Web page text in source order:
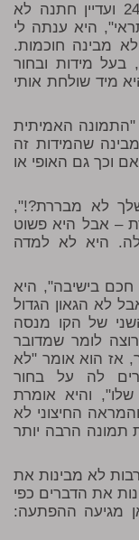
יש לי חברה טובה שכבר הגיעה לגיל 24 ועדיין חתנה לא
היא ענתה לי
מבינה חוכמות.
מידות ובחור
מיד שולחת אותי
האמיתית
שהמידות זה
וכך גם האופי או
לא מבררת?!",
– אבל היא פשוט
היא לא למדה
בישיבה", היא
לא הגאון הגדול
של הקו מנסה
לומר שמדובר
אז הוא אומר "לא
לה על בחור
והיא אומרת
החיצוני לא
תמונה הרבה יותר
לא מבינות את
את הדברים כפי
מגיעה ההפתעה: